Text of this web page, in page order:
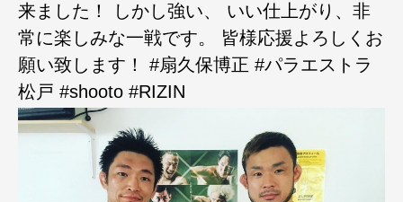
来ました！ しかし強い、 いい仕上がり、非
常に楽しみな一戦です。 皆様応援よろしくお
願い致します！ #扇久保博正 #パラエストラ
松戸 #shooto #RIZIN